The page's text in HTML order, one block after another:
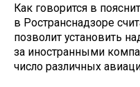
Как говорится в
в Ространснадзоре
позволит установить
за иностранными
число различных